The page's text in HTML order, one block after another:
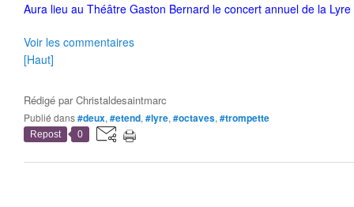
Aura lieu au Théâtre Gaston Bernard le concert annuel de la
Voir les commentaires
[Haut]
Rédigé parChristaldesaintmarc
Publié dans#deux, #etend, #lyre, #octaves, #trompette
Repost 0